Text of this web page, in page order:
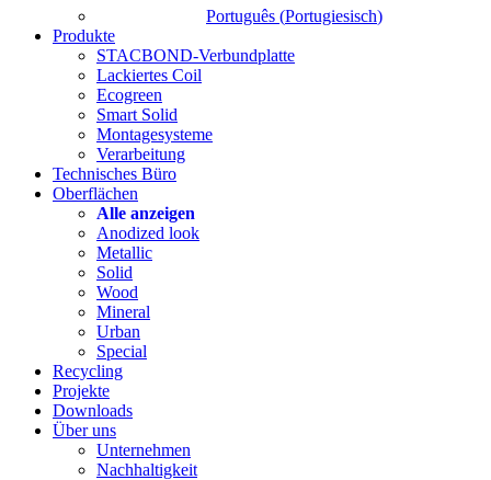
Português (Portugiesisch)
Produkte
STACBOND-Verbundplatte
Lackiertes Coil
Ecogreen
Smart Solid
Montagesysteme
Verarbeitung
Technisches Büro
Oberflächen
Alle anzeigen
Anodized look
Metallic
Solid
Wood
Mineral
Urban
Special
Recycling
Projekte
Downloads
Über uns
Unternehmen
Nachhaltigkeit